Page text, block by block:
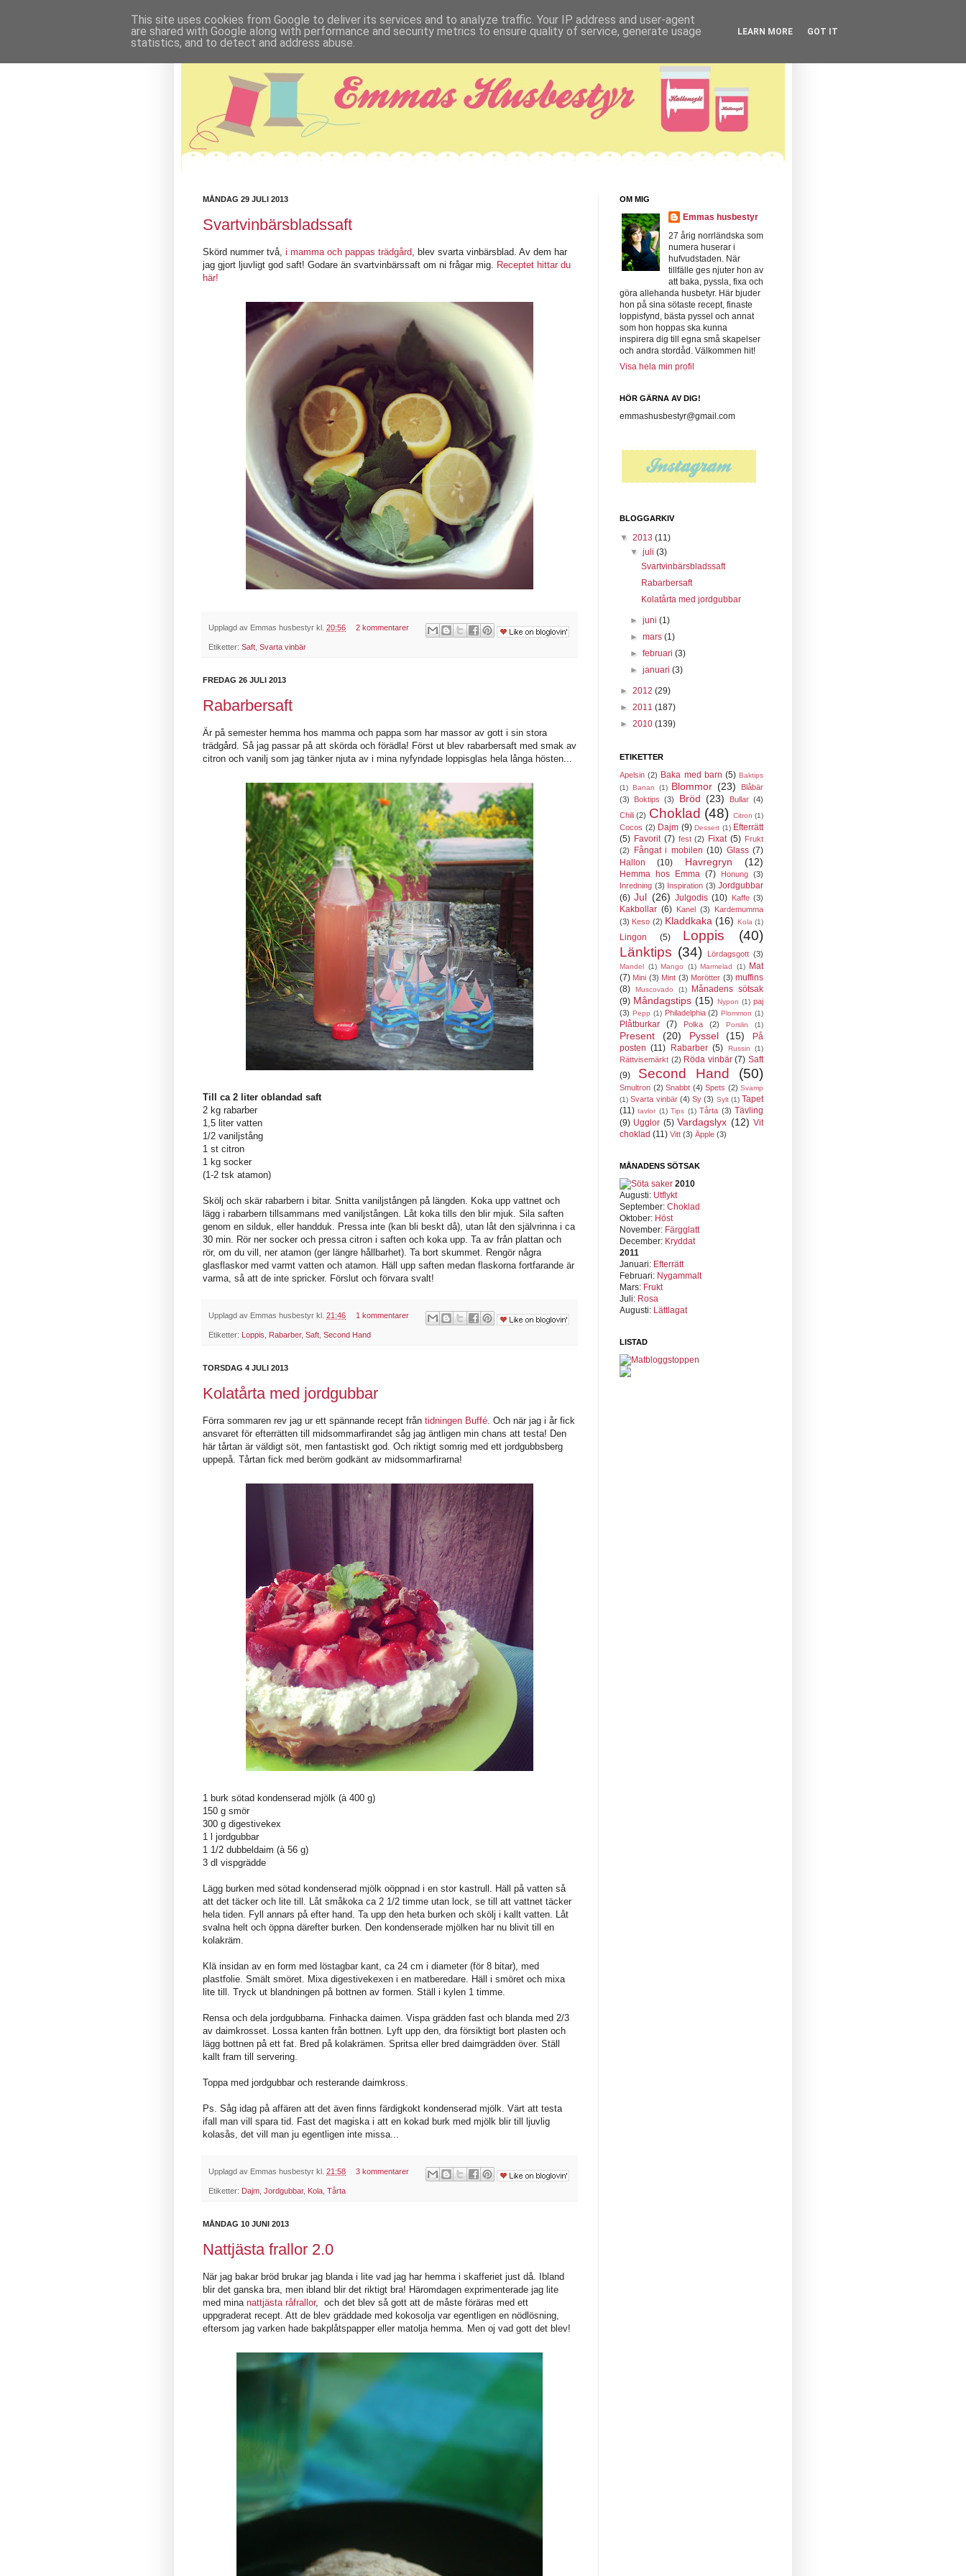
MÅNDAG 29 JULI 2013
Svartvinbärsbladssaft
Skörd nummer två, i mamma och pappas trädgård , blev svarta vinbärsblad. Av dem har
jag gjort ljuvligt god saft! Godare än svartvinbärssaft om ni frågar mig. Receptet hittar du
här!
Upplagd av Emmas husbestyr kl. 20:56 2 kommentarer
Etiketter: Saft Svarta vinbär
FREDAG 26 JULI 2013
Rabarbersaft
Är på semester hemma hos mamma och pappa som har massor av gott i sin stora
trädgård. Så jag passar på att skörda och förädla! Först ut blev rabarbersaft med smak av
citron och vanilj som jag tänker njuta av i mina nyfyndade loppisglas hela långa hösten...
Till ca 2 liter oblandad saft
2 kg rabarber
1,5 liter vatten
1/2 vaniljstång
1 st citron
1 kg socker
(1-2 tsk atamon)
Skölj och skär rabarbern i bitar. Snitta vaniljstången på längden. Koka upp vattnet och
lägg i rabarbern tillsammans med vaniljstången. Låt koka tills den blir mjuk. Sila saften
genom en silduk, eller handduk. Pressa inte (kan bli beskt då), utan låt den självrinna i ca
30 min. Rör ner socker och pressa citron i saften och koka upp. Ta av från plattan och
rör, om du vill, ner atamon (ger längre hållbarhet). Ta bort skummet. Rengör några
glasflaskor med varmt vatten och atamon. Häll upp saften medan flaskorna fortfarande är
varma, så att de inte spricker. Förslut och förvara svalt!
Upplagd av Emmas husbestyr kl. 21:46 1 kommentarer
Etiketter: Loppis Rabarber, Saft Second Hand
TORSDAG 4 JULI 2013
Kolatårta med jordgubbar
Förra sommaren rev jag ur ett spännande recept från tidningen Buffé . Och när jag i år fick
ansvaret för efterrätten till midsommarfirandet såg jag äntligen min chans att testa! Den
här tårtan är väldigt söt, men fantastiskt god. Och riktigt somrig med ett jordgubbsberg
uppepå. Tårtan fick med beröm godkänt av midsommarfirarna!
1 burk sötad kondenserad mjölk (à 400 g)
150 g smör
300 g digestivekex
1 l jordgubbar
1 1/2 dubbeldaim (à 56 g)
3 dl vispgrädde
Lägg burken med sötad kondenserad mjölk oöppnad i en stor kastrull. Häll på vatten så
att det täcker och lite till. Låt småkoka ca 2 1/2 timme utan lock, se till att vattnet täcker
hela tiden. Fyll annars på efter hand. Ta upp den heta burken och skölj i kallt vatten. Låt
svalna helt och öppna därefter burken. Den kondenserade mjölken har nu blivit till en
kolakräm.
Klä insidan av en form med löstagbar kant, ca 24 cm i diameter (för 8 bitar), med
plastfolie. Smält smöret. Mixa digestivekexen i en matberedare. Häll i smöret och mixa
lite till. Tryck ut blandningen på bottnen av formen. Ställ i kylen 1 timme.
Rensa och dela jordgubbarna. Finhacka daimen. Vispa grädden fast och blanda med 2/3
av daimkrosset. Lossa kanten från bottnen. Lyft upp den, dra försiktigt bort plasten och
lägg bottnen på ett fat. Bred på kolakrämen. Spritsa eller bred daimgrädden över. Ställ
kallt fram till servering.
Toppa med jordgubbar och resterande daimkross.
Ps. Såg idag på affären att det även finns färdigkokt kondenserad mjölk. Värt att testa
ifall man vill spara tid. Fast det magiska i att en kokad burk med mjölk blir till ljuvlig
kolasås, det vill man ju egentligen inte missa...
Upplagd av Emmas husbestyr kl. 21:58 3 kommentarer
Etiketter: Dajm Jordgubbar, Kola Tårta
MÅNDAG 10 JUNI 2013
Nattjästa frallor 2.0
När jag bakar bröd brukar jag blanda i lite vad jag har hemma i skafferiet just då. Ibland
blir det ganska bra, men ibland blir det riktigt bra! Häromdagen exprimenterade jag lite
med mina nattjästa råfrallor, och det blev så gott att de måste föräras med ett
uppgraderat recept. Att de blev gräddade med kokosolja var egentligen en nödlösning,
eftersom jag varken hade bakplåtspapper eller matolja hemma. Men oj vad gott det blev!
OM MIG
Emmas husbestyr
27 årig norrländska som
numera huserar i
hufvudstaden. När
tillfälle ges njuter hon av
att baka, pyssla, fixa och
göra allehanda husbetyr. Här bjuder
hon på sina sötaste recept, finaste
loppisfynd, bästa pyssel och annat
som hon hoppas ska kunna
inspirera dig till egna små skapelser
och andra stordåd. Välkommen hit!
Visa hela min profil
HÖR GÄRNA AV DIG!
emmashusbestyr@gmail.com
BLOGGARKIV
▼ 2013 (11)
▼juli(3)
Svartvinbärsbladssaft
Rabarbersaft
Kolatårta med jordgubbar
►juni(1)
►mars(1)
►februari(3)
►januari(3)
► 2012 (29)
► 2011 (187)
► 2010 (139)
ETIKETTER
Apelsin (2) Baka med barn (5) Baktips
(1) Banan (1) Blommor (23)
Blåbär
(3)
Boktips (3) Bröd (23) Bullar (4)
Chili (2) Choklad (48) Citron (1)
Cocos (2) Dajm (9) Dessert (1) Efterrätt
(5) Favorit (7) fest (2) Fixat (5) Frukt
(2)
Fångat i mobilen (10) Glass (7)
Hallon
(10) Havregryn (12)
Hemma hos Emma (7) Honung (3)
Inredning (3) Inspiration (3) Jordgubbar
(6) Jul (26) Julgodis (10) Kaffe (3)
Kakbollar (6) Kanel (3)
Kardemumma
(3) Keso (2) Kladdkaka (16) Kola (1)
Lingon (5) Loppis
(40)
Länktips (34) Lördagsgott (3)
Mandel (1) Mango (1) Marmelad (1)
Mat
(7) Mini (3) Mint (3) Morötter (3) muffins
(8)
Muscovado (1)
Månadens sötsak
(9) Måndagstips (15) Nypon (1) paj
(3) Pepp (1) Philadelphia (2) Plommon (1)
Plåtburkar (7) Polka (2) Porslin (1)
Present (20) Pyssel (15)
På
posten (11) Rabarber (5) Russin (1)
Rättvisemärkt (2) Röda vinbär (7) Saft
(9)
Second Hand (50)
Smultron (2) Snabbt (4) Spets (2) Svamp
(1) Svarta vinbär (4) Sy (3) Sylt (1) Tapet
(11) tavlor (1) Tips (1) Tårta (3) Tävling
(9) Ugglor (5) Vardagslyx (12) Vit
choklad (11) Vitt (3) Äpple (3)
MÅNADENS SÖTSAK
2010
Augusti: Utflykt
September: Choklad
Oktober: Höst
November: Färgglatt
December: Kryddat
2011
Januari: Efterrätt
Februari: Nygammalt
Mars: Frukt
Juli: Rosa
Augusti: Lättlagat
LISTAD
This site uses cookies from Google to deliver its services and to analyze traffic. Your IP address and user-agent
are shared with Google along with performance and security metrics to ensure quality of service, generate usage
statistics, and to detect and address abuse.
LEARN MORE GOT IT